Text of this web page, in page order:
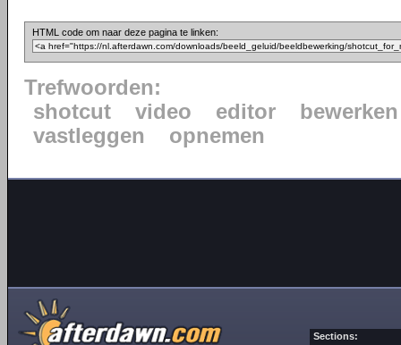
HTML code om naar deze pagina te linken:
Trefwoorden:
shotcut
video editor
bewerken
vastleggen
opnemen
Sections: